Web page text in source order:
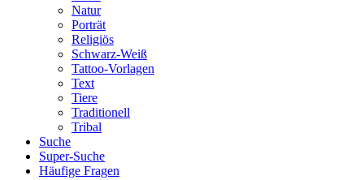
Natur
Porträt
Religiös
Schwarz-Weiß
Tattoo-Vorlagen
Text
Tiere
Traditionell
Tribal
Suche
Super-Suche
Häufige Fragen